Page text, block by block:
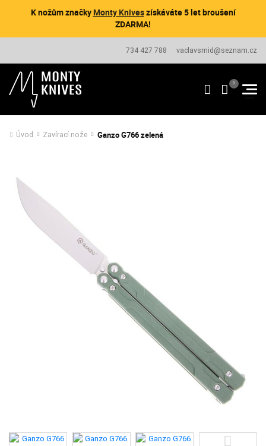
K nožům značkyMonty Kniveszískáváte 5 let broušení
ZDARMA!
734 427 788 vaclavsmid@seznam.cz
Úvod Zavírací nože Ganzo G766 zelená